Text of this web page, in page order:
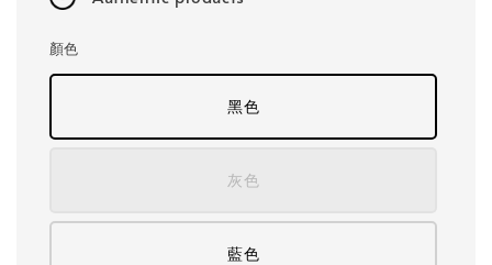
顏色
黑色
灰色
藍色